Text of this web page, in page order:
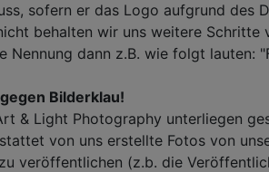
sofern er das Logo aufgrund des
behalten wir uns weitere
Nennung dann z.B. wie folgt lauten:
Bilderklau!
& Light Photography unterliegen
von uns erstellte Fotos von
veröffentlichen (z.b. die